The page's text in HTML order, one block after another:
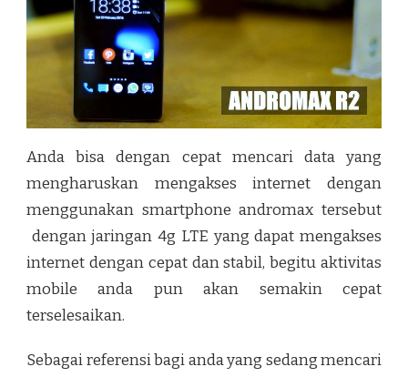
Anda bisa dengan cepat mencari data yang
mengharuskan mengakses internet dengan
menggunakan smartphone andromax tersebut
dengan jaringan 4g LTE yang dapat mengakses
internet dengan cepat dan stabil, begitu aktivitas
mobile anda pun akan semakin cepat
terselesaikan.
Sebagai referensi bagi anda yang sedang mencari